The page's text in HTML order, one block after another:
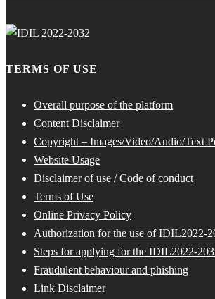
TERMS OF USE
Overall purpose of the platform
Content Disclaimer
Copyright – Images/Video/Audio/Text
Website Usage
Disclaimer of use / Code of conduct
Terms of Use
Online Privacy Policy
Authorization for the use of IDIL2022-
Steps for applying for the IDIL2022-
Fraudulent behaviour and phishing
Link Disclaimer